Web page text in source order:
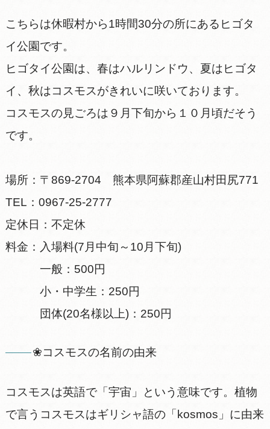
こちらは休暇村から1時間30分の所にあるヒゴタ
イ公園です。
ヒゴタイ公園は、春はハルリンドウ、夏はヒゴタ
イ、秋はコスモスがきれいに咲いております。
コスモスの見ごろは９月下旬から１０月頃だそう
です。
場所：〒869-2704 熊本県阿蘇郡産山村田尻771
TEL：0967-25-2777
定休日：不定休
料金：入場料(7月中旬～10月下旬)
一般：500円
小・中学生：250円
団体(20名様以上)：250円
❀コスモスの名前の由来
コスモスは英語で「宇宙」という意味です。植物
で言うコスモスはギリシャ語の「kosmos」に由来